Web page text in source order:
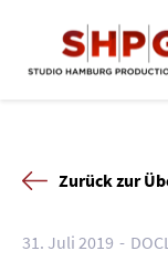
Zurück zur
31. Juli 2019